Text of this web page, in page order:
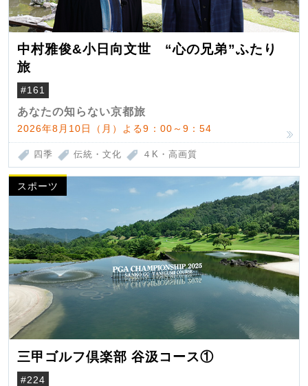
中村雅俊&小日向文世 “心の兄弟”ふたり
旅
#161
あなたの知らない京都旅
2026年8月10日（月）よる9：00～9：54
四季 伝統・文化 ４K・高画質
スポーツ
三甲ゴルフ倶楽部 谷汲コース①
#224